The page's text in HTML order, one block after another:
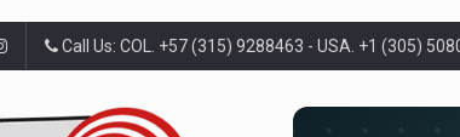
Call Us: COL. +57 (315) 9288463 - USA. +1 (305)